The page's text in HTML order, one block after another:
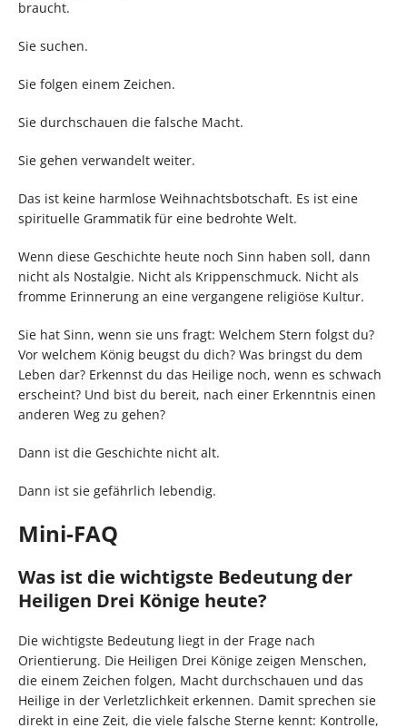
braucht.
Sie suchen.
Sie folgen einem Zeichen.
Sie durchschauen die falsche Macht.
Sie gehen verwandelt weiter.
Das ist keine harmlose Weihnachtsbotschaft. Es ist eine
spirituelle Grammatik für eine bedrohte Welt.
Wenn diese Geschichte heute noch Sinn haben soll, dann
nicht als Nostalgie. Nicht als Krippenschmuck. Nicht als
fromme Erinnerung an eine vergangene religiöse Kultur.
Sie hat Sinn, wenn sie uns fragt: Welchem Stern folgst du?
Vor welchem König beugst du dich? Was bringst du dem
Leben dar? Erkennst du das Heilige noch, wenn es schwach
erscheint? Und bist du bereit, nach einer Erkenntnis einen
anderen Weg zu gehen?
Dann ist die Geschichte nicht alt.
Dann ist sie gefährlich lebendig.
Mini-FAQ
Was ist die wichtigste Bedeutung der
Heiligen Drei Könige heute?
Die wichtigste Bedeutung liegt in der Frage nach
Orientierung. Die Heiligen Drei Könige zeigen Menschen,
die einem Zeichen folgen, Macht durchschauen und das
Heilige in der Verletzlichkeit erkennen. Damit sprechen sie
direkt in eine Zeit, die viele falsche Sterne kennt: Kontrolle,